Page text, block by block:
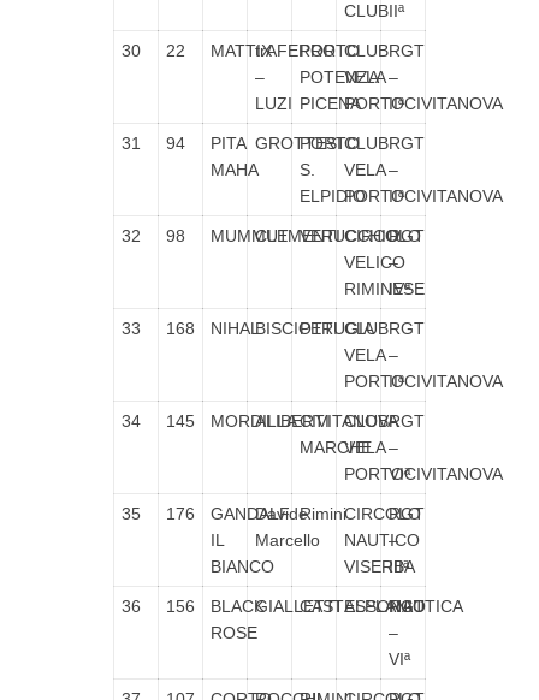
CLUBIIª
30 22 MATTIXtrAFERRO
–
LUZI
PORTO
POTENZA
PICENA
CLUB
VELA
PORTOCIVITANOVA
RGT
–
IIª
31 94
PITA
MAHA
GROTTESI
PORTO
S.
ELPIDIO
CLUB
VELA
PORTOCIVITANOVA
RGT
–
IIª
32 98 MUMMUTCLEMENTIVERUCCHIO
CIRCOLO
VELICO
RIMINESE
RGT
–
IVª
33 168 NIHALBISCIOTTIPERUGIA
CLUB
VELA
PORTOCIVITANOVA
RGT
–
IIª
34 145 MORDILLA
ALIBERTICIVITANOVA
MARCHE
CLUB
VELA
PORTOCIVITANOVA
RGT
–
VIª
35 176
GANDALF
IL
BIANCO
Davide
Marcello
RiminiCIRCOLO
NAUTICO
VISERBA
RGT
–
IIIª
36 156
BLACK
ROSE
GIALLETTICASTELPLANIO
ASSONAUTICA
RGT
–
VIª